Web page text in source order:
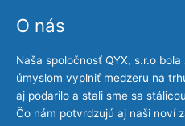
O nás
Naša spoločnosť QYX, s.r.o
úmyslom vyplniť medzeru na
aj podarilo a stali sme sa
Čo nám potvrdzujú aj naši noví